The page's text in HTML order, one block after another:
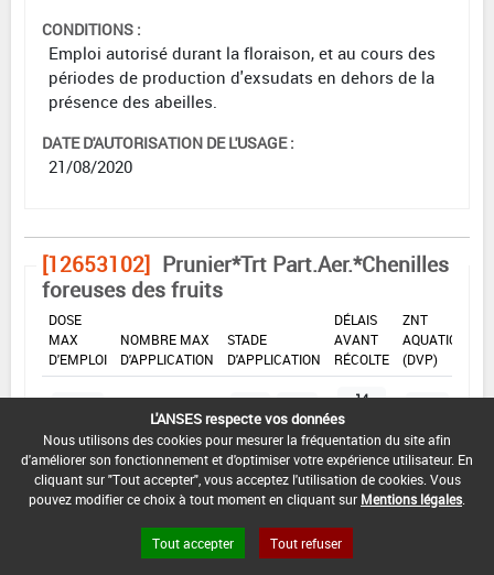
CONDITIONS :
Emploi autorisé durant la floraison, et au cours des
périodes de production d'exsudats en dehors de la
présence des abeilles.
DATE D'AUTORISATION DE L'USAGE :
21/08/2020
[12653102] Prunier*Trt Part.Aer.*Chenilles
foreuses des fruits
DOSE
MAX
D'EMPLOI
NOMBRE MAX
D'APPLICATION
STADE
D'APPLICATION
DÉLAIS
AVANT
RÉCOLTE
ZNT
AQUATIQUE
(DVP)
: 73 : 87
14
INTERVALLE MINIMUM ENTRE APPLICATIONS :
DISTANCE DE SÉCURITÉ RIVERAIN ET PERSONNES
L'ANSES respecte vos données
Nous utilisons des cookies pour mesurer la fréquentation du site afin
d'améliorer son fonctionnement et d'optimiser votre expérience utilisateur. En
cliquant sur "Tout accepter", vous acceptez l'utilisation de cookies. Vous
pouvez modifier ce choix à tout moment en cliquant sur Mentions légales
Tout accepter Tout refuser